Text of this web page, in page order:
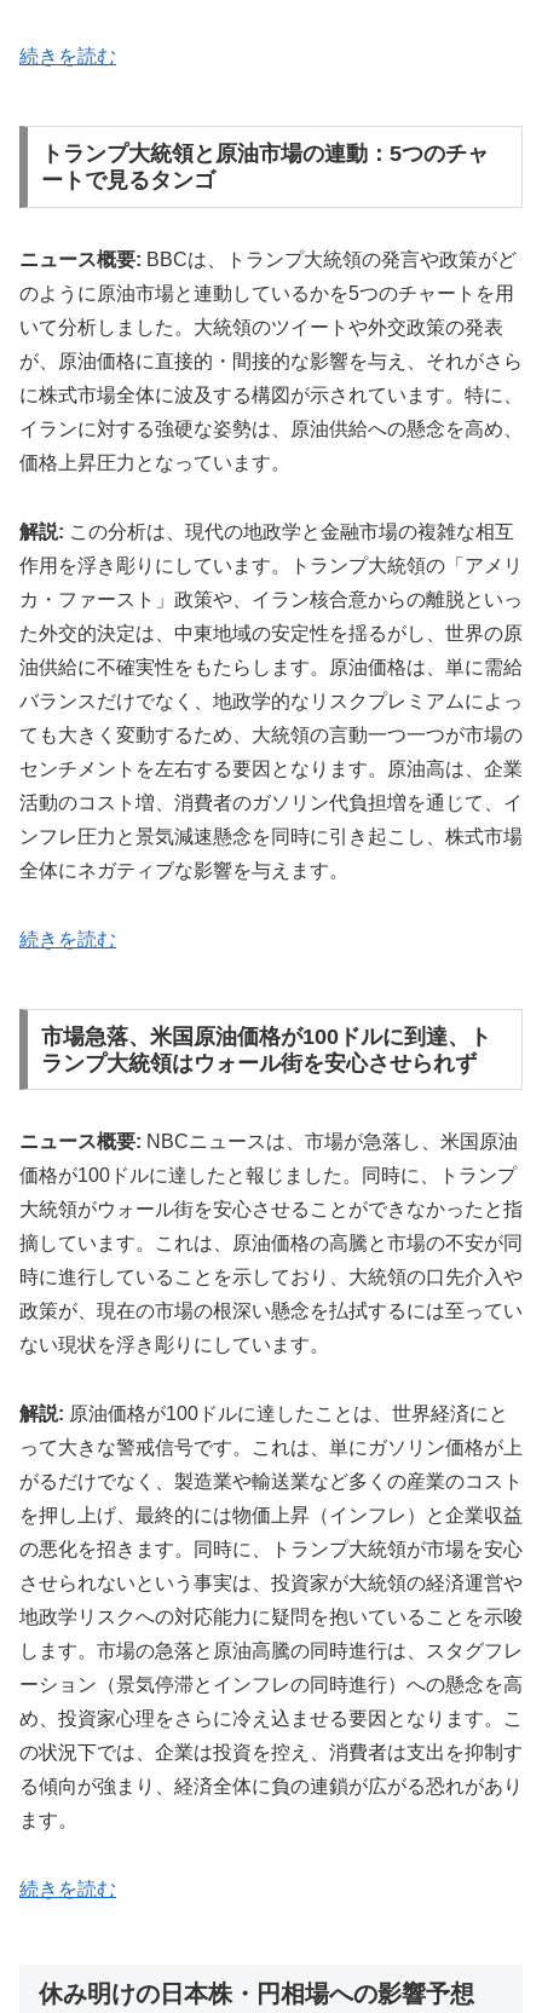
続きを読む
トランプ大統領と原油市場の連動：5つのチャ
ートで見るタンゴ
ニュース概要: BBCは、トランプ大統領の発言や政策がど
のように原油市場と連動しているかを5つのチャートを用
いて分析しました。大統領のツイートや外交政策の発表
が、原油価格に直接的・間接的な影響を与え、それがさら
に株式市場全体に波及する構図が示されています。特に、
イランに対する強硬な姿勢は、原油供給への懸念を高め、
価格上昇圧力となっています。
解説: この分析は、現代の地政学と金融市場の複雑な相互
作用を浮き彫りにしています。トランプ大統領の「アメリ
カ・ファースト」政策や、イラン核合意からの離脱といっ
た外交的決定は、中東地域の安定性を揺るがし、世界の原
油供給に不確実性をもたらします。原油価格は、単に需給
バランスだけでなく、地政学的なリスクプレミアムによっ
ても大きく変動するため、大統領の言動一つ一つが市場の
センチメントを左右する要因となります。原油高は、企業
活動のコスト増、消費者のガソリン代負担増を通じて、イ
ンフレ圧力と景気減速懸念を同時に引き起こし、株式市場
全体にネガティブな影響を与えます。
続きを読む
市場急落、米国原油価格が100ドルに到達、ト
ランプ大統領はウォール街を安心させられず
ニュース概要: NBCニュースは、市場が急落し、米国原油
価格が100ドルに達したと報じました。同時に、トランプ
大統領がウォール街を安心させることができなかったと指
摘しています。これは、原油価格の高騰と市場の不安が同
時に進行していることを示しており、大統領の口先介入や
政策が、現在の市場の根深い懸念を払拭するには至ってい
ない現状を浮き彫りにしています。
解説: 原油価格が100ドルに達したことは、世界経済にと
って大きな警戒信号です。これは、単にガソリン価格が上
がるだけでなく、製造業や輸送業など多くの産業のコスト
を押し上げ、最終的には物価上昇（インフレ）と企業収益
の悪化を招きます。同時に、トランプ大統領が市場を安心
させられないという事実は、投資家が大統領の経済運営や
地政学リスクへの対応能力に疑問を抱いていることを示唆
します。市場の急落と原油高騰の同時進行は、スタグフレ
ーション（景気停滞とインフレの同時進行）への懸念を高
め、投資家心理をさらに冷え込ませる要因となります。こ
の状況下では、企業は投資を控え、消費者は支出を抑制す
る傾向が強まり、経済全体に負の連鎖が広がる恐れがあり
ます。
続きを読む
休み明けの日本株・円相場への影響予想